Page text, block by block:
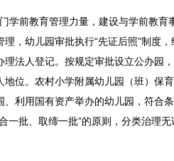
前教育管理力量，建设与学前教育
，幼儿园审批执行“先证后照”制度
法人登记。按规定审批设立公办园
位。农村小学附属幼儿园（班）保
利用国有资产举办的幼儿园，符合
一批、取缔一批”的原则，分类治理